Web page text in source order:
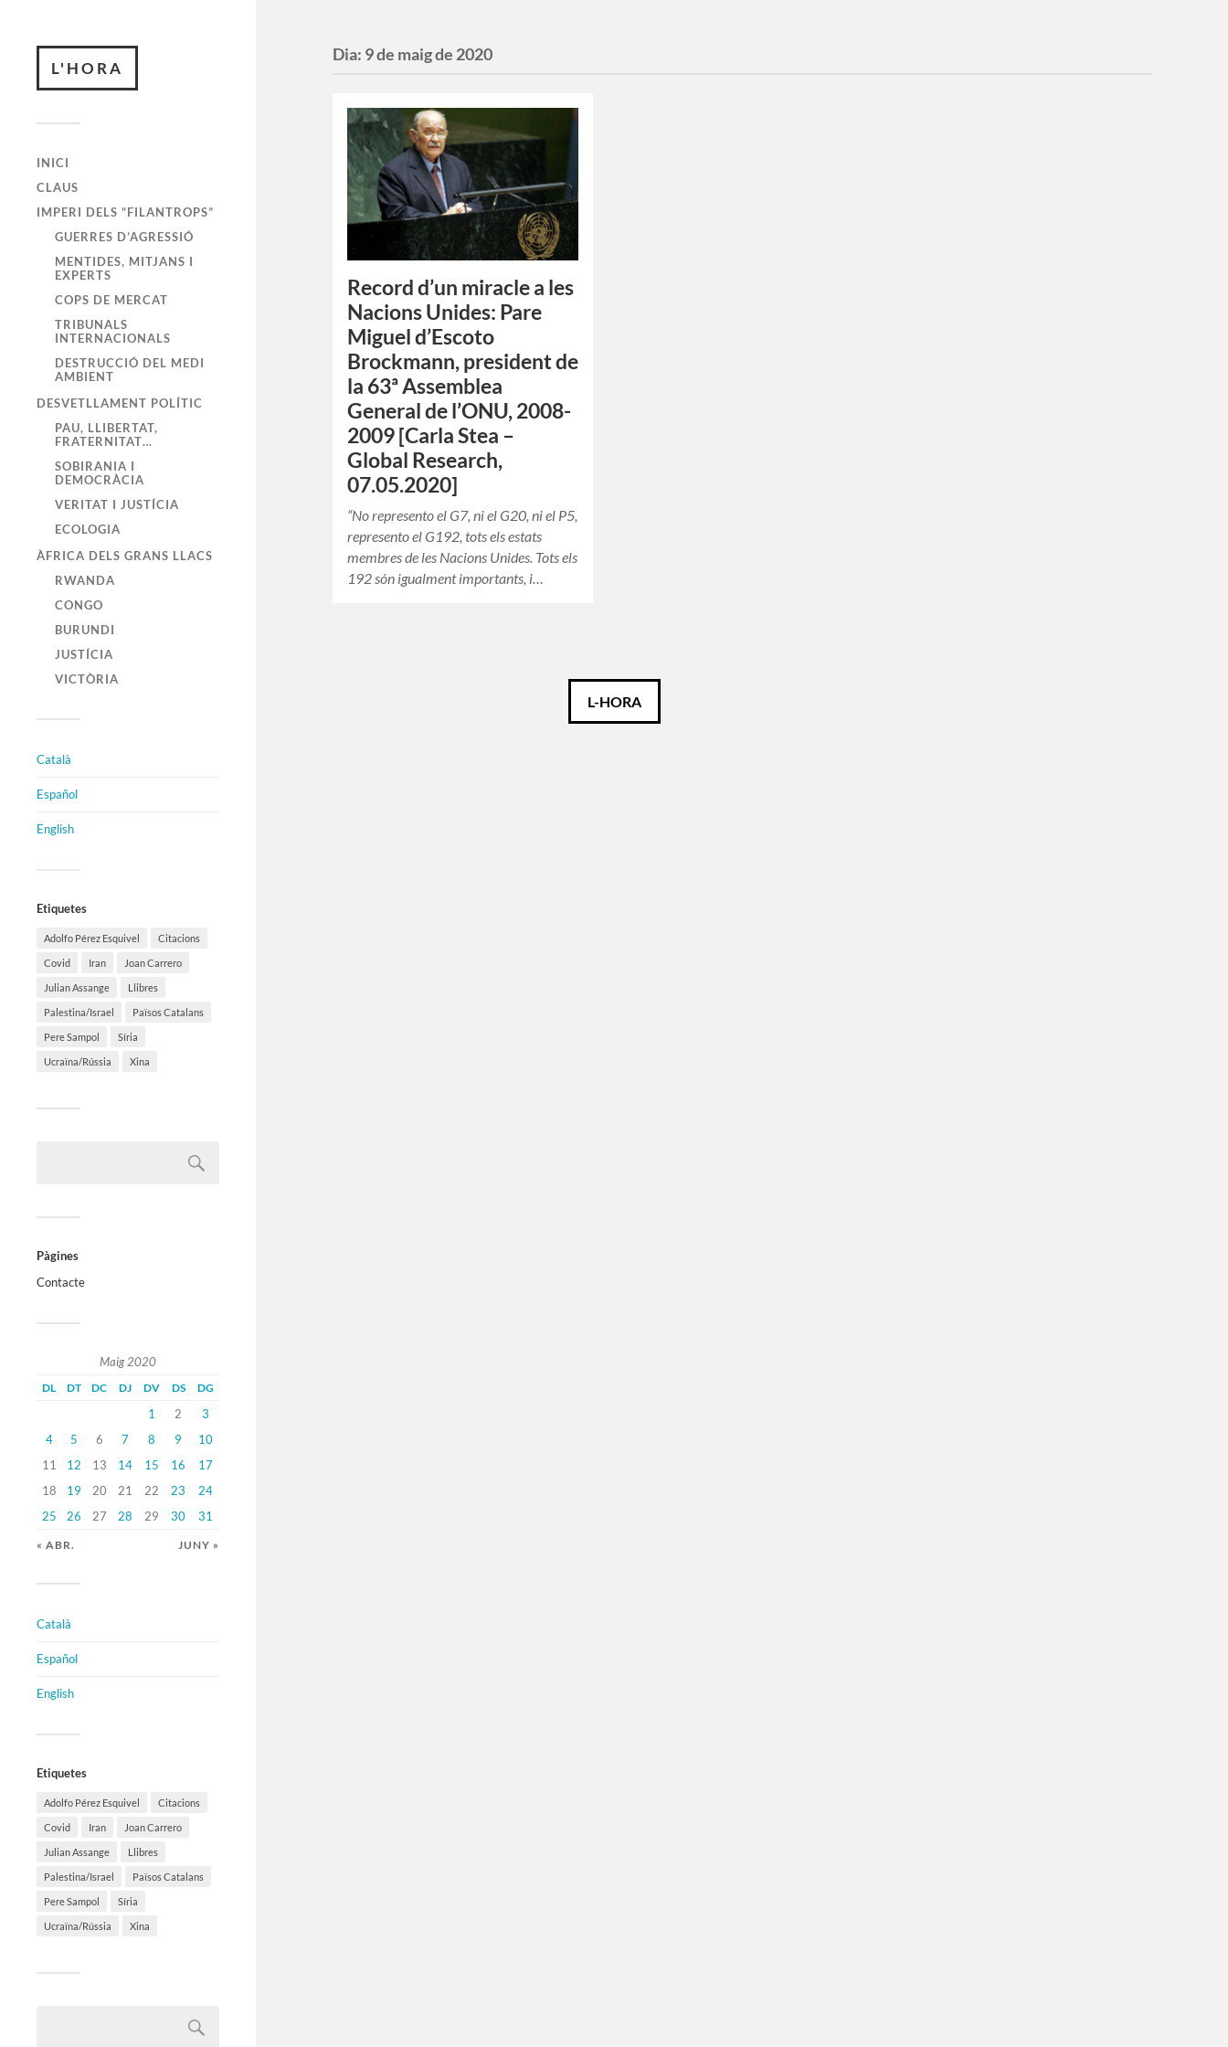
L'HORA
INICI
CLAUS
IMPERI DELS “FILANTROPS”
GUERRES D’AGRESSIÓ
MENTIDES, MITJANS I
EXPERTS
COPS DE MERCAT
TRIBUNALS
INTERNACIONALS
DESTRUCCIÓ DEL MEDI
AMBIENT
DESVETLLAMENT POLÍTIC
PAU, LLIBERTAT,
FRATERNITAT…
SOBIRANIA I
DEMOCRÀCIA
VERITAT I JUSTÍCIA
ECOLOGIA
ÀFRICA DELS GRANS LLACS
RWANDA
CONGO
BURUNDI
JUSTÍCIA
VICTÒRIA
Català
Español
English
Etiquetes
Adolfo Pérez Esquivel Citacions
Covid Iran Joan Carrero
Julian Assange Llibres
Palestina/Israel Països Catalans
Pere Sampol Síria
Ucraïna/Rússia Xina
Pàgines
Contacte
Maig 2020
DL DT DC DJ DV DS DG
1 2
3
4
5 6 7 8 9
10
11
12 13 14 15 16
17
18
19 20 21 22 23
24
25
26 27 28 29 30 31
« ABR. JUNY »
Català
Español
English
Etiquetes
Adolfo Pérez Esquivel Citacions
Covid Iran Joan Carrero
Julian Assange Llibres
Palestina/Israel Països Catalans
Pere Sampol Síria
Ucraïna/Rússia Xina
Dia: 9 de maig de 2020
Record d’un miracle a les
Nacions Unides: Pare
Miguel d’Escoto
Brockmann, president de
la 63ª Assemblea
General de l’ONU, 2008-
2009 [Carla Stea –
Global Research,
07.05.2020]
“No represento el G7, ni el G20, ni el P5,
represento el G192, tots els estats
membres de les Nacions Unides. Tots els
192 són igualment importants, i…
L-HORA